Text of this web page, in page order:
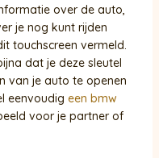
over de auto,
je nog kunt rijden
touchscreen vermeld.
dat je deze sleutel
van je auto te openen
eenvoudig een bmw
voor je partner of